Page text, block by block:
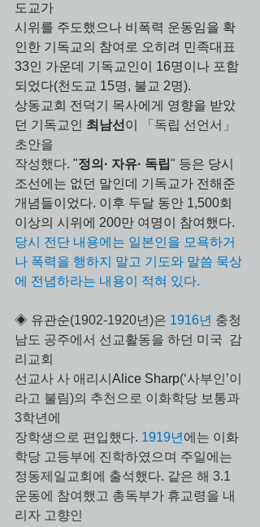
도교가
시위를 주도했으나 비폭력 운동임을 확
인한 기독교의 참여로 오히려 민족대표
33인 가운데 기독교인이 16명이나 포함
되었다(천도교 15명, 불교 2명).
상동교회 전덕기 목사에게 영향을 받았
던 기독교인 최남선 이
「독립 선언서」
초안을
작성했다. "정의· 자유· 독립" 등은 당시
조선에는 없던 말인데 기독교가 전해준
개념들이었다. 이후 두달 동안 1,500회
이상의 시위에 200만 여명이 참여했다.
당시 전단 내용에는 일본인을 모욕하거
나 폭력을 행하지 말고 기도와 말씀 묵상
에 전념하라는 내용이 적혀 있다.
◈ 유관순(1902-1920년)은 1916년 충청
남도 공주에서 선교활동을 하던 미국  감
리교회
선교사 사 애리시 Alice Sharp(‘사부인’이
라고 불림)의 추천으로 이화학당 보통과
3학년에
장학생으로 편입했다. 1919년 에는 이화
학당 고등부에 진학하였으며 주일에는
정동제일교회에 출석했다. 같은 해 3.1
운동에 참여했고 총독부가 휴교령을 내
리자 고향인